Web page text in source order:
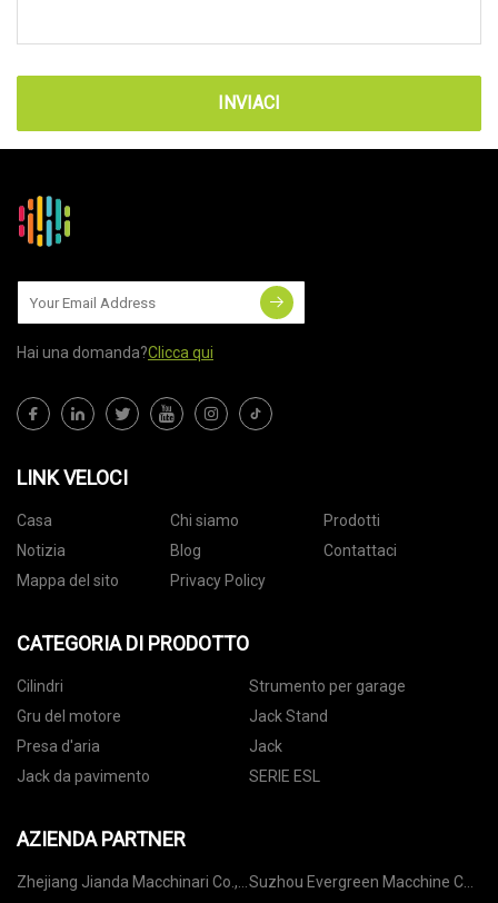
INVIACI
Hai una domanda?Clicca qui
LINK VELOCI
Casa Chi siamo
Prodotti
Notizia
Blog
Contattaci
Mappa del sito
Privacy Policy
CATEGORIA DI PRODOTTO
Cilindri
Strumento per garage
Gru del motore
Jack Stand
Presa d'aria
Jack
Jack da pavimento
SERIE ESL
AZIENDA PARTNER
Zhejiang Jianda Macchinari Co.,
Suzhou Evergreen Macchine Co.,